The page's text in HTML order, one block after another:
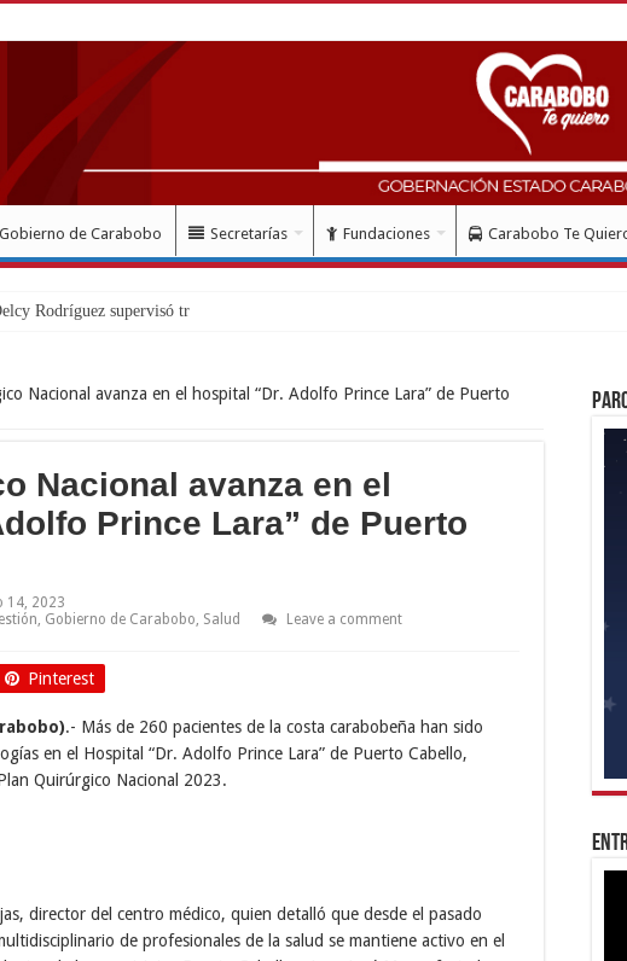
Gobierno de Carabobo Secretarías Fundaciones Carabobo Te
Rodríguez supervisó trabajos de recuperación
Nacional avanza en el hospital “Dr. Adolfo Prince Lara” de Puerto
Nacional avanza en el
Prince Lara” de Puerto
14, 2023
Gobierno de Carabobo Salud
Leave a comment
Pinterest
.- Más de 260 pacientes de la costa carabobeña han sido
en el Hospital “Dr. Adolfo Prince Lara” de Puerto Cabello,
Quirúrgico Nacional 2023.
director del centro médico, quien detalló que desde el pasado
de profesionales de la salud se mantiene activo en el